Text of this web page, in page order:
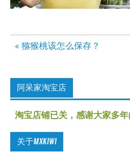
文
航
« 猕猴桃该怎么保存？
阿呆家淘宝店
淘宝店铺已关，感谢大家多年
关于MXKIWI